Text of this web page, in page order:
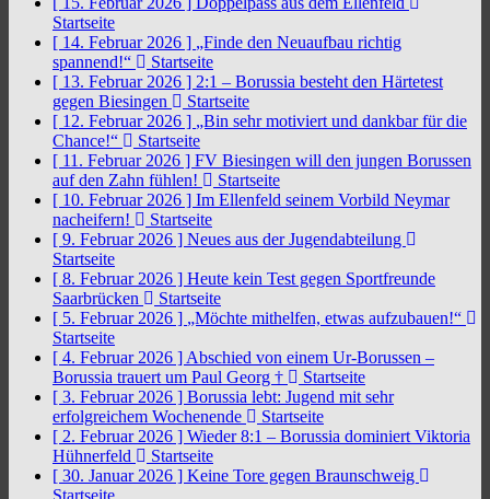
Startseite
[ 14. Februar 2026 ] „Finde den Neuaufbau richtig
spannend!“
Startseite
[ 13. Februar 2026 ] 2:1 – Borussia besteht den Härtetest
gegen Biesingen
Startseite
[ 12. Februar 2026 ] „Bin sehr motiviert und dankbar für die
Chance!“
Startseite
[ 11. Februar 2026 ] FV Biesingen will den jungen Borussen
auf den Zahn fühlen!
Startseite
[ 10. Februar 2026 ] Im Ellenfeld seinem Vorbild Neymar
nacheifern!
Startseite
[ 9. Februar 2026 ] Neues aus der Jugendabteilung
Startseite
[ 8. Februar 2026 ] Heute kein Test gegen Sportfreunde
Saarbrücken
Startseite
[ 5. Februar 2026 ] „Möchte mithelfen, etwas aufzubauen!“
Startseite
[ 4. Februar 2026 ] Abschied von einem Ur-Borussen –
Borussia trauert um Paul Georg †
Startseite
[ 3. Februar 2026 ] Borussia lebt: Jugend mit sehr
erfolgreichem Wochenende
Startseite
[ 2. Februar 2026 ] Wieder 8:1 – Borussia dominiert Viktoria
Hühnerfeld
Startseite
[ 30. Januar 2026 ] Keine Tore gegen Braunschweig
Startseite